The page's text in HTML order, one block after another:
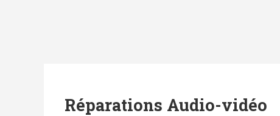
Réparations Audio-vidéo